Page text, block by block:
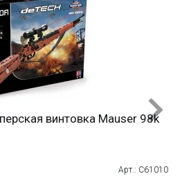
винтовка Mauser 98k
Арт.: C61010